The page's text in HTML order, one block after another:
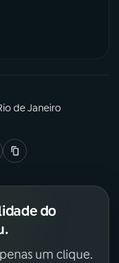
de Janeiro
do
um clique.